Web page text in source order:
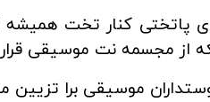
پاتختی کنار تخت همیشه
از مجسمه نت موسیقی
موسیقی برا تزیین